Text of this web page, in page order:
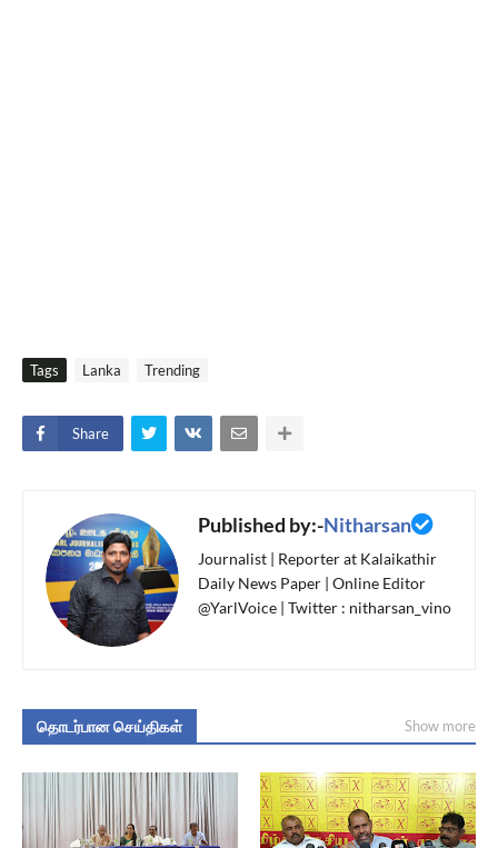
Tags Lanka Trending
Share
Published by:-Nitharsan
Journalist | Reporter at Kalaikathir
Daily News Paper | Online Editor
@YarlVoice | Twitter : nitharsan_vino
தொடர்பான செய்திகள் Show more